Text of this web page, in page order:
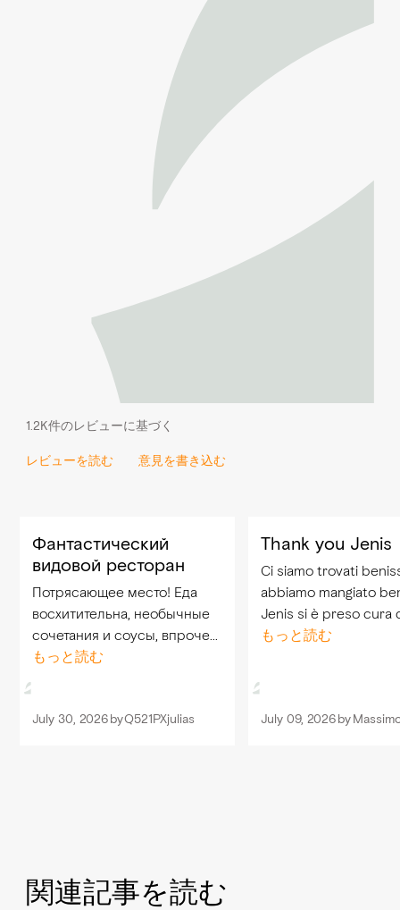
1.2K件のレビューに基づく
レビューを読む 意見を書き込む
Фантастический
видовой ресторан
Потрясающее место! Еда
восхитительна, необычные
сочетания и соусы, впрочем,
как и полагается в ресторане
просто очень вкусны. Закат
もっと読む
July 30, 2026byQ521PXjulias
Thank you Jenis
Ci siamo trovati
abbiamo mangiato
Jenis si è preso cura
nei minimi dettagli
もっと読む
July 09, 2026by
関連記事を読む